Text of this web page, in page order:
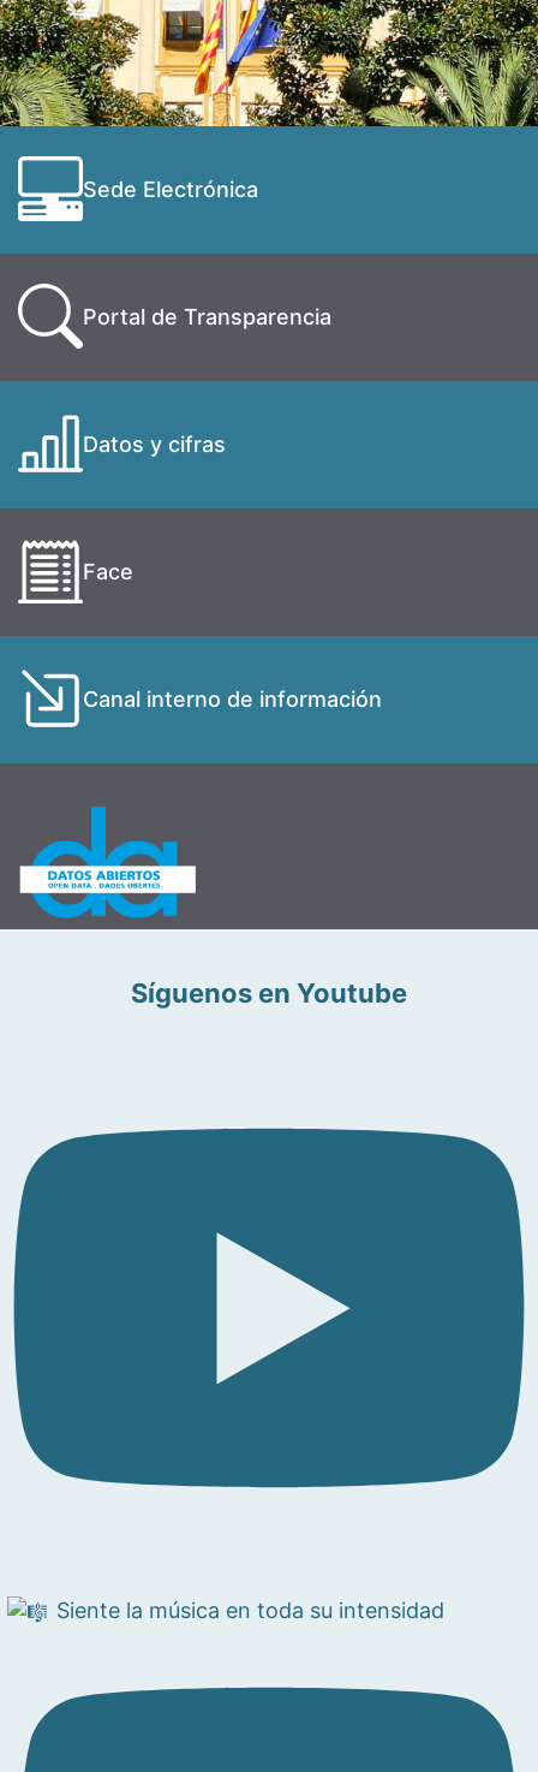
Sede Electrónica
Portal de Transparencia
Datos y cifras
Face
Canal interno de información
Síguenos en Youtube
Siente la música en toda su intensidad